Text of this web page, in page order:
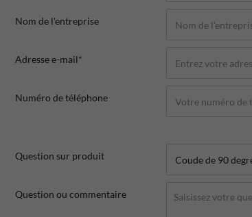
Nom de l'entreprise
Adresse e-mail*
Numéro de téléphone
Question sur produit
Question ou commentaire